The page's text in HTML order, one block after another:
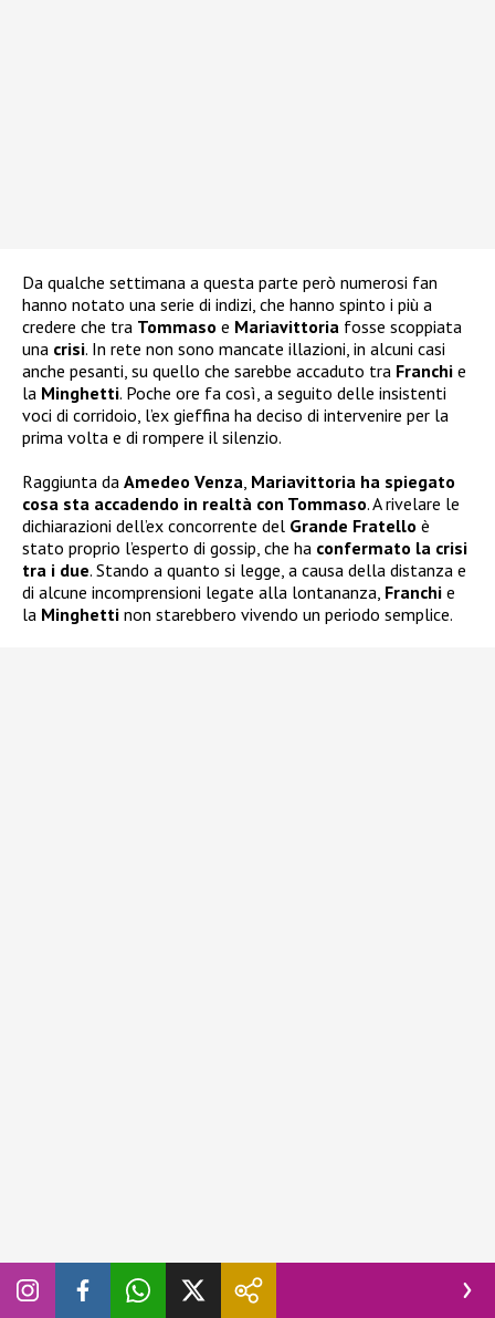
Da qualche settimana a questa parte però numerosi fan
hanno notato una serie di indizi, che hanno spinto i più a
credere che tra Tommaso e Mariavittoria fosse scoppiata
una crisi. In rete non sono mancate illazioni, in alcuni casi
anche pesanti, su quello che sarebbe accaduto tra Franchi e
la Minghetti. Poche ore fa così, a seguito delle insistenti
voci di corridoio, l’ex gieffina ha deciso di intervenire per la
prima volta e di rompere il silenzio.
Raggiunta da Amedeo Venza Mariavittoria ha spiegato
cosa sta accadendo in realtà con Tommaso. A rivelare le
dichiarazioni dell’ex concorrente del Grande Fratello è
stato proprio l’esperto di gossip, che ha confermato la crisi
tra i due. Stando a quanto si legge, a causa della distanza e
di alcune incomprensioni legate alla lontananza, Franchi e
la Minghetti non starebbero vivendo un periodo semplice.